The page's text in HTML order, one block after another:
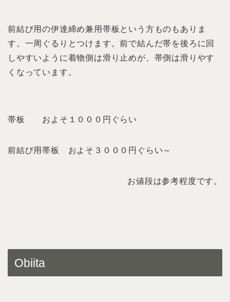
前結び用の伊達締め兼用帯板という方ものもありま
す。一周ぐるりとつけます。前で結んだ帯を後ろに回
しやすいように着物側は滑り止めが、帯側は滑りやす
くなっています。
帯板 およそ１０００円ぐらい
前結び用帯板 およそ３０００円ぐらい～
お値段は参考程度です。
Obiita